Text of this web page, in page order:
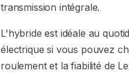
transmission intégrale.
L'hybride est idéale au
électrique si vous pouvez
roulement et la fiabilité de